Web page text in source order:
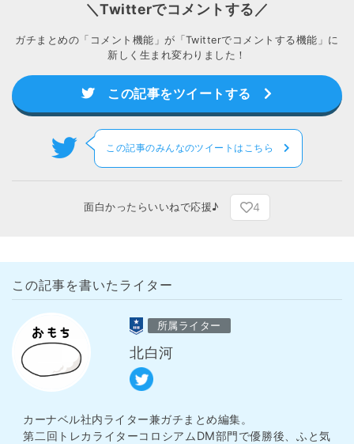
＼Twitterでコメントする／
ガチまとめの「コメント機能」が「Twitterでコメントする機能」に
新しく生まれ変わりました！
この記事をツイートする
この記事のみんなのツイートはこちら
面白かったらいいねで応援♪ 4
この記事を書いたライター
所属ライター
北白河
カーナベル社内ライター兼ガチまとめ編集。
第二回トレカライターコロシアムDM部門で優勝後、ふと気